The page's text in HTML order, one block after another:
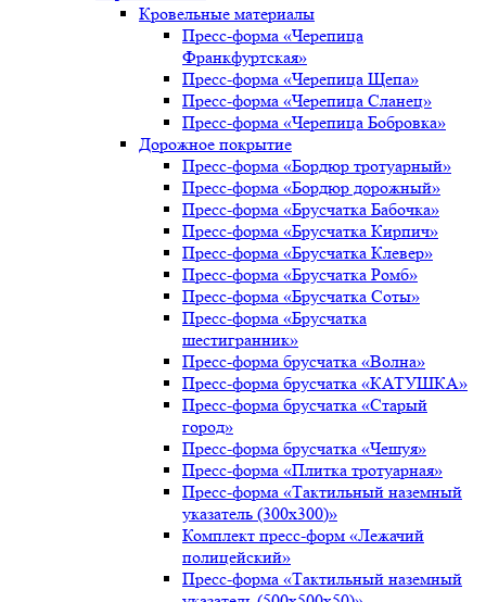
Кровельные материалы
Пресс-форма «Черепица
Франкфуртская»
Пресс-форма «Черепица Щепа»
Пресс-форма «Черепица Сланец»
Пресс-форма «Черепица Бобровка»
Дорожное покрытие
Пресс-форма «Бордюр тротуарный»
Пресс-форма «Бордюр дорожный»
Пресс-форма «Брусчатка Бабочка»
Пресс-форма «Брусчатка Кирпич»
Пресс-форма «Брусчатка Клевер»
Пресс-форма «Брусчатка Ромб»
Пресс-форма «Брусчатка Соты»
Пресс-форма «Брусчатка
шестигранник»
Пресс-форма брусчатка «Волна»
Пресс-форма брусчатка «КАТУШКА»
Пресс-форма брусчатка «Старый
город»
Пресс-форма брусчатка «Чешуя»
Пресс-форма «Плитка тротуарная»
Пресс-форма «Тактильный наземный
указатель (300х300)»
Комплект пресс-форм «Лежачий
полицейский»
Пресс-форма «Тактильный наземный